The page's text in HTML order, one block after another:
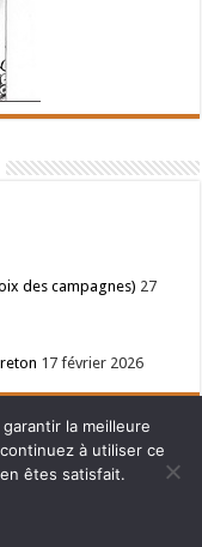
des campagnes) 27
17 février 2026
"LA REVOLUTION DES
la meilleure
à utiliser ce
êtes satisfait.